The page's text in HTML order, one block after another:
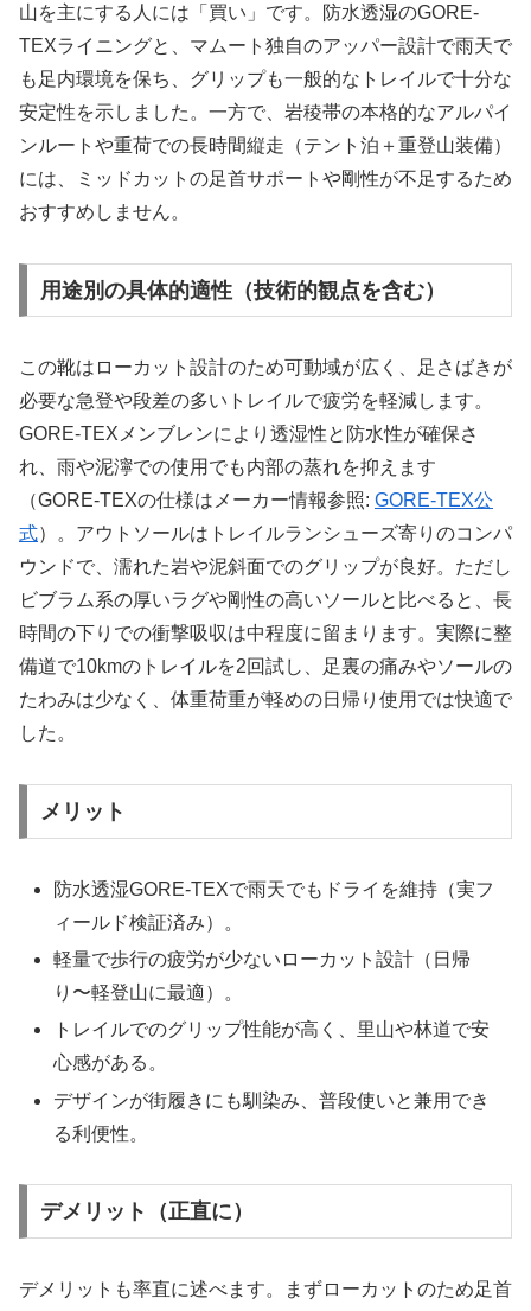
山を主にする人には「買い」です。防水透湿のGORE-
TEXライニングと、マムート独自のアッパー設計で雨天で
も足内環境を保ち、グリップも一般的なトレイルで十分な
安定性を示しました。一方で、岩稜帯の本格的なアルパイ
ンルートや重荷での長時間縦走（テント泊＋重登山装備）
には、ミッドカットの足首サポートや剛性が不足するため
おすすめしません。
用途別の具体的適性（技術的観点を含む）
この靴はローカット設計のため可動域が広く、足さばきが
必要な急登や段差の多いトレイルで疲労を軽減します。
GORE-TEXメンブレンにより透湿性と防水性が確保さ
れ、雨や泥濘での使用でも内部の蒸れを抑えます
（GORE-TEXの仕様はメーカー情報参照: GORE-TEX公
式）。アウトソールはトレイルランシューズ寄りのコンパ
ウンドで、濡れた岩や泥斜面でのグリップが良好。ただし
ビブラム系の厚いラグや剛性の高いソールと比べると、長
時間の下りでの衝撃吸収は中程度に留まります。実際に整
備道で10kmのトレイルを2回試し、足裏の痛みやソールの
たわみは少なく、体重荷重が軽めの日帰り使用では快適で
した。
メリット
防水透湿GORE-TEXで雨天でもドライを維持（実フ
ィールド検証済み）。
軽量で歩行の疲労が少ないローカット設計（日帰
り〜軽登山に最適）。
トレイルでのグリップ性能が高く、里山や林道で安
心感がある。
デザインが街履きにも馴染み、普段使いと兼用でき
る利便性。
デメリット（正直に）
デメリットも率直に述べます。まずローカットのため足首